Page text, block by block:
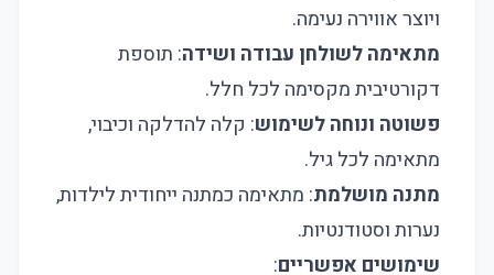
ויוצר אווירה נעימה.
מתאימה לשולחן עבודה ושידה: תוספת
דקורטיבית מקסימה לכל חלל.
פשוטה ונוחה לשימוש: קלה להדלקה וכיבוי,
מתאימה לכל גיל.
מתנה מושלמת: מתאימה כמתנה ייחודית לילדות,
נערות וסטודנטיות.
שימושים אפשריים: